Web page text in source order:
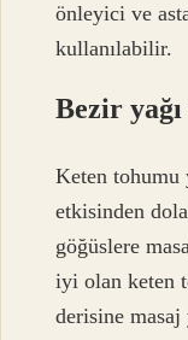
önleyici ve
kullanılabilir.
Bezir
Keten tohumu
etkisinden
göğüslere
iyi olan keten
derisine masaj